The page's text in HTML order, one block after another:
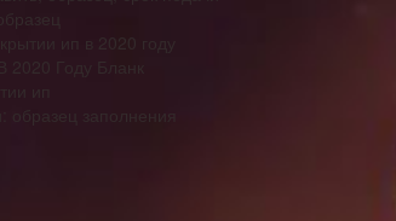
ип в 2020 году
Году Бланк
заполнения